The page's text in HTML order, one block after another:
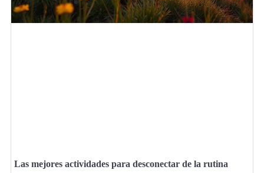
Las mejores actividades para desconectar de la rutina